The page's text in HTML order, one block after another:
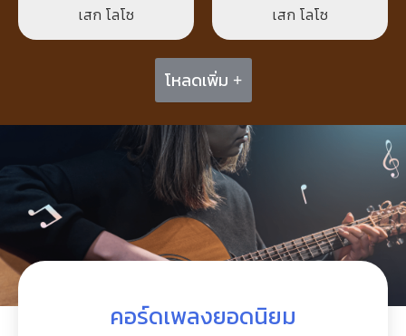
เสก โลโซ เสก โลโซ
โหลดเพิ่ม +
คอร์ดเพลงยอดนิยม